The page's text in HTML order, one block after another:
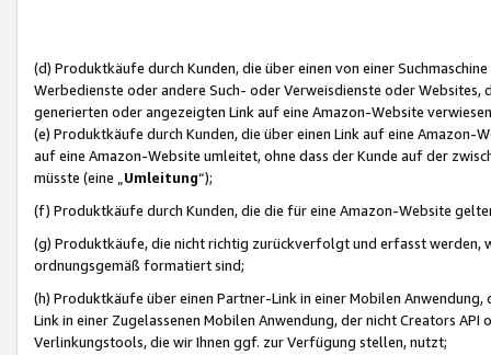
(d) Produktkäufe durch Kunden, die über einen von einer
Werbedienste oder andere Such- oder Verweisdienste oder Websites,
generierten oder angezeigten Link auf eine Amazon-Website
(e) Produktkäufe durch Kunden, die über einen Link auf eine
auf eine Amazon-Website umleitet, ohne dass der Kunde auf der
müsste (eine „ Umleitung“);
(f) Produktkäufe durch Kunden, die die für eine Amazon-Website
(g) Produktkäufe, die nicht richtig zurückverfolgt und erfasst werden,
ordnungsgemäß formatiert sind;
(h) Produktkäufe über einen Partner-Link in einer Mobilen
Link in einer Zugelassenen Mobilen Anwendung, der nicht Creators
Verlinkungstools, die wir Ihnen ggf. zur Verfügung stellen, nutzt;